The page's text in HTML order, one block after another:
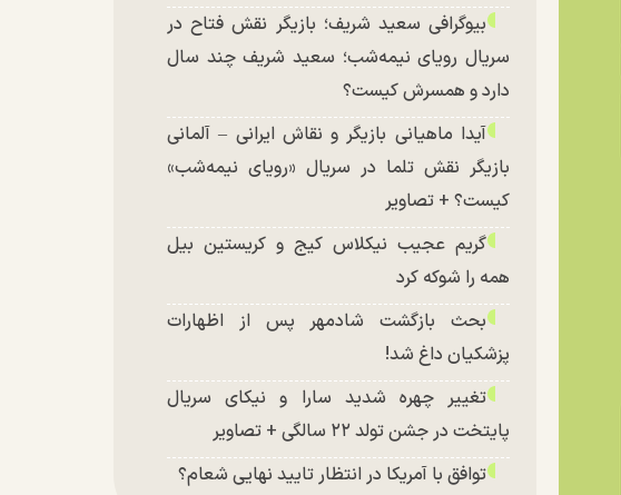
بیوگرافی سعید شریف؛ بازیگر نقش فتاح در
سریال رویای نیمه‌شب؛ سعید شریف چند سال
دارد و همسرش کیست؟
آیدا ماهیانی بازیگر و نقاش ایرانی – آلمانی
بازیگر نقش تلما در سریال «رویای نیمه‌شب»
کیست؟ + تصاویر
گریم عجیب نیکلاس کیج و کریستین بیل
همه را شوکه کرد
بحث بازگشت شادمهر پس از اظهارات
پزشکیان داغ شد!
تغییر چهره شدید سارا و نیکای سریال
پایتخت در جشن تولد ۲۲ سالگی + تصاویر
توافق با آمریکا در انتظار تایید نهایی شعام؟